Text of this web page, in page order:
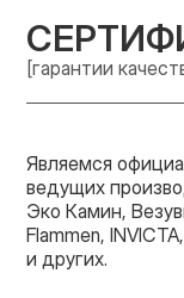
[гарантии
Являемся
ведущих
Эко Камин,
Flammen,
и других.